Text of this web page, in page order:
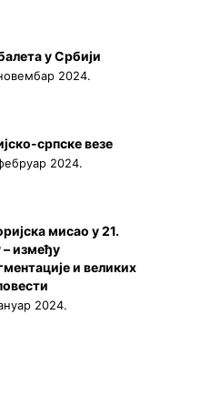
у Србији
2024.
српске везе
2024.
мисао у 21.
– између
и великих
2024.